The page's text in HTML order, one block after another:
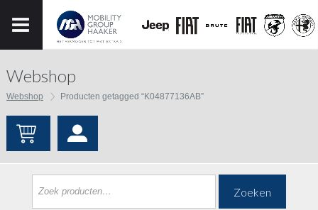
Webshop
Webshop Producten getagged “K04877136AB”
Zoeken